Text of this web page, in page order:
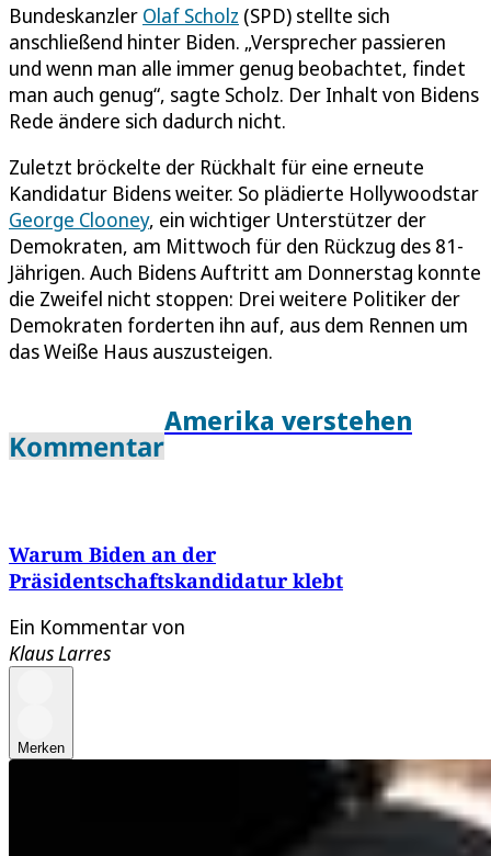
Bundeskanzler Olaf Scholz (SPD) stellte sich
anschließend hinter Biden. „Versprecher passieren
und wenn man alle immer genug beobachtet, findet
man auch genug“, sagte Scholz. Der Inhalt von Bidens
Rede ändere sich dadurch nicht.
Zuletzt bröckelte der Rückhalt für eine erneute
Kandidatur Bidens weiter. So plädierte Hollywoodstar
George Clooney, ein wichtiger Unterstützer der
Demokraten, am Mittwoch für den Rückzug des 81-
Jährigen. Auch Bidens Auftritt am Donnerstag konnte
die Zweifel nicht stoppen: Drei weitere Politiker der
Demokraten forderten ihn auf, aus dem Rennen um
das Weiße Haus auszusteigen.
Kommentar
Amerika verstehen
Warum Biden an der
Präsidentschaftskandidatur klebt
Ein Kommentar von
Klaus Larres
Merken